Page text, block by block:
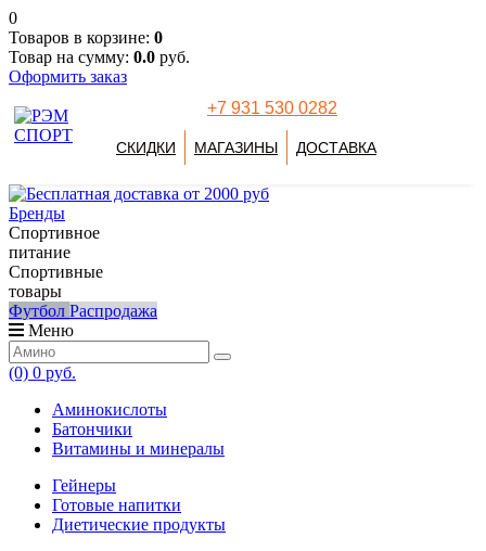
0
Товаров в корзине: 0
Товар на сумму: 0.0 руб.
Оформить заказ
+7 931 530 0282
СКИДКИ МАГАЗИНЫ ДОСТАВКА
Бренды
Спортивное
питание
Спортивные
товары
Футбол Распродажа
Меню
(0) 0 руб.
Аминокислоты
Батончики
Витамины и минералы
Гейнеры
Готовые напитки
Диетические продукты